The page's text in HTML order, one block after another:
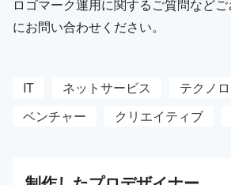
ロゴマーク運用に関するご質問など
にお問い合わせください。
IT ネットサービス
テクノ
ベンチャー
クリエイティブ